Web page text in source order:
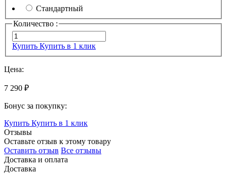
Стандартный
Количество :
Купить Купить в 1 клик
Цена:
7 290 ₽
Бонус за покупку:
Купить Купить в 1 клик
Отзывы
Оставьте отзыв к этому товару
Оставить отзыв Все отзывы
Доставка и оплата
Доставка